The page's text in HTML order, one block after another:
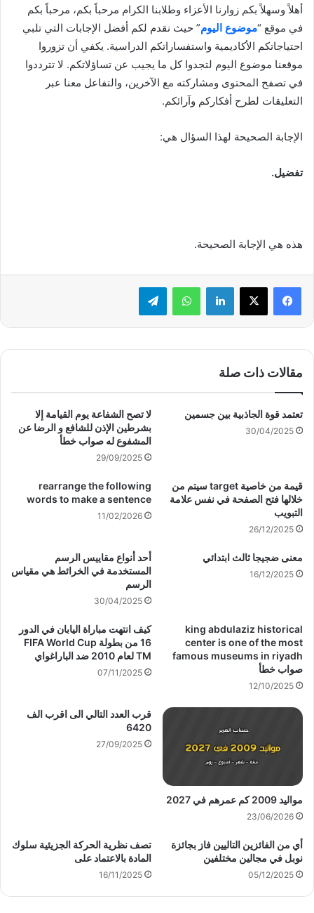
أهلاً وسهلاً بكم زوارنا الأعزاء وطلابنا الكرام مرحباً بكم، مرحباً بكم
في موقع “موضوع اليوم” حيث نقدم لكم أفضل الإجابات التي تلبي
احتياجاتكم الأكاديمية واستفساراتكم الدراسية. يكفي أن تزوروا
موقعنا موضوع اليوم لتجدوا كل ما يجيب عن تساؤلاتكم. لا تترددوا
في تصفح المحتوى ومشاركته مع الآخرين، والتفاعل معنا عبر
التعليقات لطرح أفكاركم وآرائكم.
الإجابة الصحيحة لهذا السؤال هي:
تفضيل.
هذه هي الإجابة الصحيحة.
لينكدإن واتساب تيلقرام
مقالات ذات صلة
تعتمد قوة الجاذبية بين جسمين
30/04/2025
لا تصح الشفاعة يوم القيامة إلا
بشرطين الإذن للشافع و الرضا عن
المشفوع له صواب خطأ
29/09/2025
قيمة من خاصية target سيتم من
خلالها فتح الصفحة في نفس علامة
التبويب
26/12/2025
rearrange the following
words to make a sentence
11/02/2026
معنى ضجيجا ثالث ابتدائي
16/12/2025
أحد أنواع مقاييس الرسم
المستخدمة في الخرائط هي مقياس
الرسم
30/04/2025
king abdulaziz historical
center is one of the most
famous museums in riyadh
صواب خطأ
12/10/2025
كيف انتهت مباراة اليابان في الدور
16 من بطولة FIFA World Cup
TM لعام 2010 ضد الباراغواي
07/11/2025
مواليد 2009 كم عمرهم في 2027
23/06/2026
قرب العدد التالي الى اقرب الف
6420
27/09/2025
أي من الفائزين التاليين فاز بجائزة
نوبل في مجالين مختلفين
05/12/2025
تصف نظرية الحركة الجزيئية سلوك
المادة بالاعتماد على
16/11/2025